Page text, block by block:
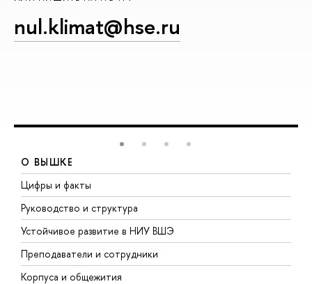
nul.klimat@hse.ru
О ВЫШКЕ
Цифры и факты
Руководство и структура
Устойчивое развитие в НИУ ВШЭ
Преподаватели и сотрудники
Корпуса и общежития